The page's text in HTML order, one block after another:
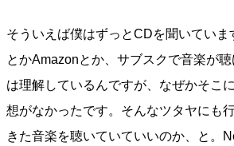
そういえば僕はずっとCDを聞いてい
とかAmazonとか、サブスクで音楽が
は理解しているんですが、なぜかそこ
想がなかったです。そんなツタヤにも
きた音楽を聴いていていいのか、と。